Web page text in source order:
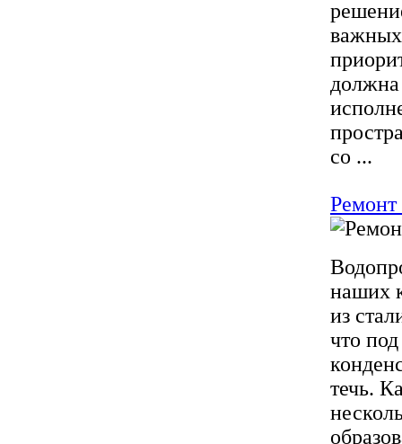
важных
должна
со ...
Ремонт
наших
из
что
течь.